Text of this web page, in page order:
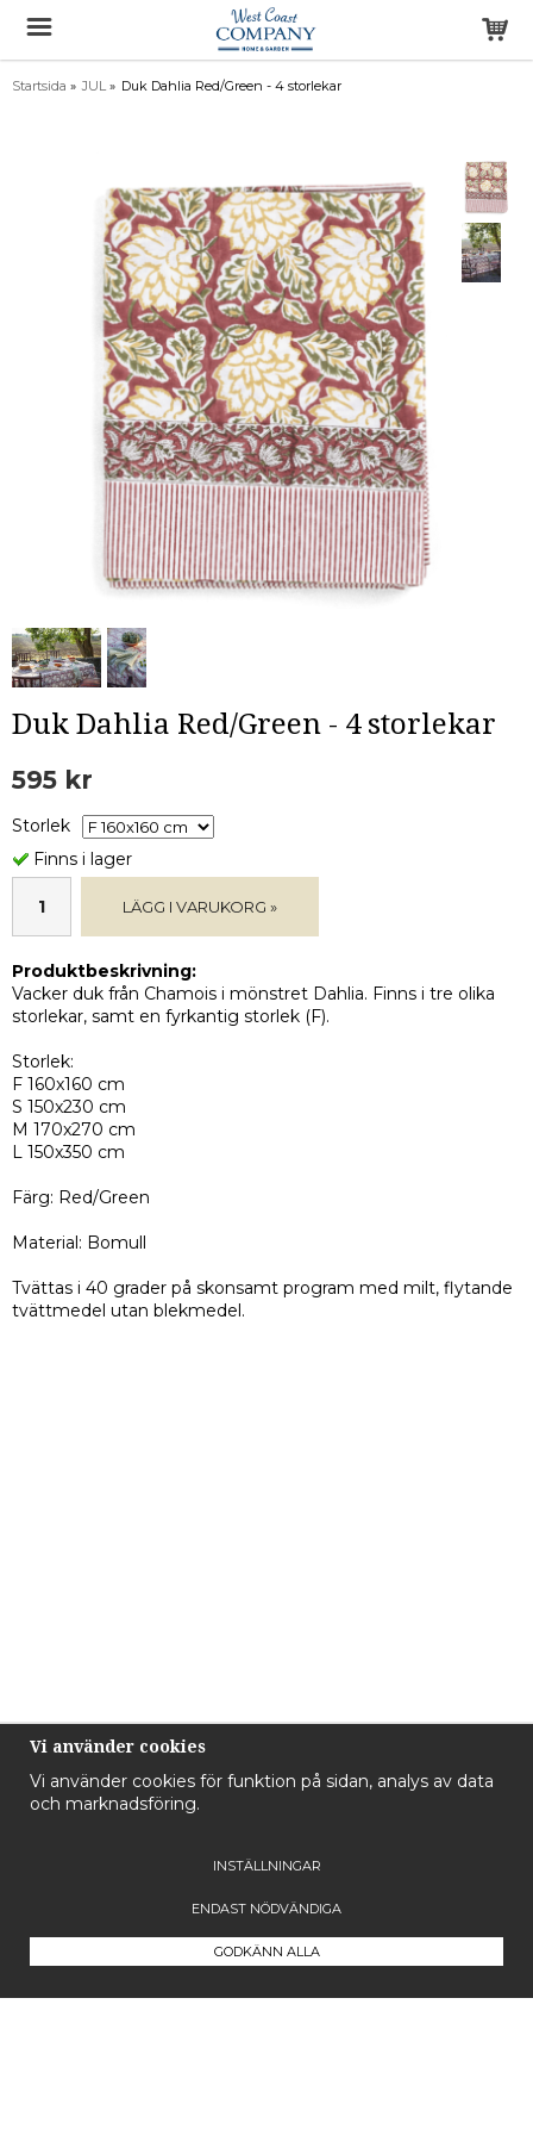
Startsida » JUL» Duk Dahlia Red/Green - 4 storlekar
Duk Dahlia Red/Green - 4 storlekar
595 kr
Storlek
Finns i lager
LÄGG I VARUKORG »
Produktbeskrivning:
Vacker duk från Chamois i mönstret Dahlia. Finns i tre olika
storlekar, samt en fyrkantig storlek (F).
Storlek:
F 160x160 cm
S 150x230 cm
M 170x270 cm
L 150x350 cm
Färg: Red/Green
Material: Bomull
Tvättas i 40 grader på skonsamt program med milt, flytande
tvättmedel utan blekmedel.
Vi använder cookies
Vi använder cookies för funktion på sidan, analys av data
och marknadsföring.
INSTÄLLNINGAR
ENDAST NÖDVÄNDIGA
GODKÄNN ALLA